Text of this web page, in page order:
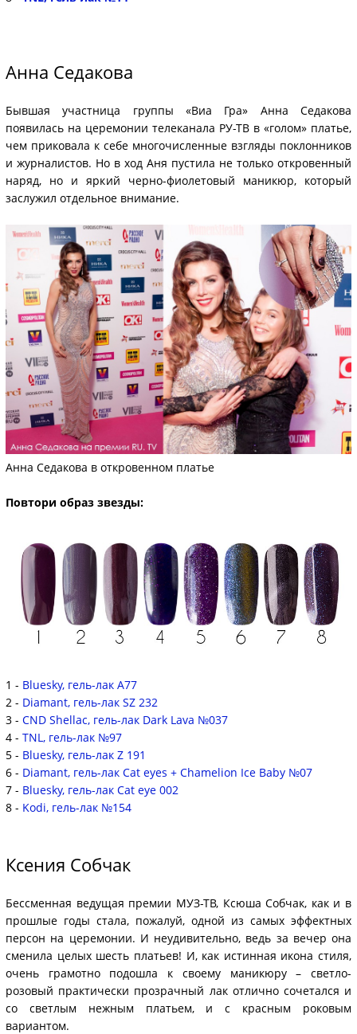
Анна Седакова
Бывшая участница группы «Виа Гра» Анна Седакова
появилась на церемонии телеканала РУ-ТВ в «голом» платье,
чем приковала к себе многочисленные взгляды поклонников
и журналистов. Но в ход Аня пустила не только откровенный
наряд, но и яркий черно-фиолетовый маникюр, который
заслужил отдельное внимание.
Анна Седакова в откровенном платье
Повтори образ звезды:
1 - Bluesky, гель-лак A77
2 - Diamant, гель-лак SZ 232
3 - CND Shellac, гель-лак Dark Lava №037
4 - TNL, гель-лак №97
5 - Bluesky, гель-лак Z 191
6 - Diamant, гель-лак Cat eyes + Chamelion Ice Baby №07
7 - Bluesky, гель-лак Cat eye 002
8 - Kodi, гель-лак №154
Ксения Собчак
Бессменная ведущая премии МУЗ-ТВ, Ксюша Собчак, как и в
прошлые годы стала, пожалуй, одной из самых эффектных
персон на церемонии. И неудивительно, ведь за вечер она
сменила целых шесть платьев! И, как истинная икона стиля,
очень грамотно подошла к своему маникюру – светло-
розовый практически прозрачный лак отлично сочетался и
со светлым нежным платьем, и с красным роковым
вариантом.